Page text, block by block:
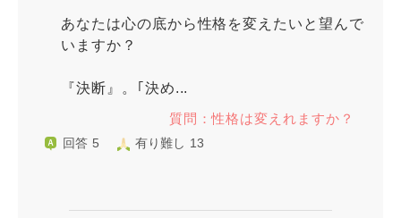
あなたは心の底から性格を変えたいと望んで
いますか？
『決断』。｢決め...
質問：性格は変えれますか？
回答 5 有り難し 13